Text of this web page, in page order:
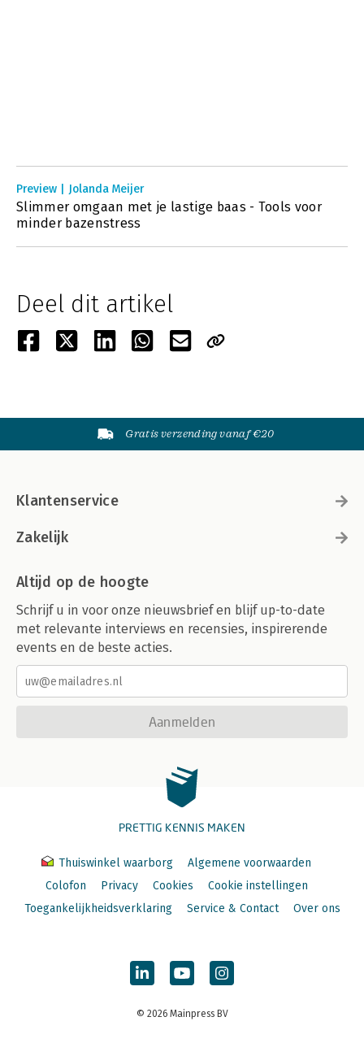
Preview | Jolanda Meijer
Slimmer omgaan met je lastige baas - Tools voor
minder bazenstress
Deel dit artikel
Gratis verzending vanaf €20
Klantenservice
Zakelijk
Altijd op de hoogte
Schrijf u in voor onze nieuwsbrief en blijf up-to-date
met relevante interviews en recensies, inspirerende
events en de beste acties.
Aanmelden
PRETTIG KENNIS MAKEN
Thuiswinkel waarborg
Algemene voorwaarden
Colofon
Privacy Cookies
Cookie instellingen
Toegankelijkheidsverklaring
Service & Contact Over ons
© 2026 Mainpress BV